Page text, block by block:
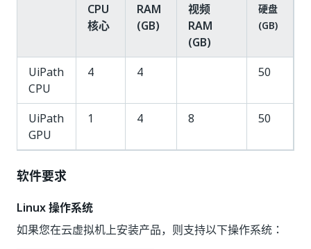
CPU
核心
RAM
(GB)
视频
RAM
(GB)
硬盘
(GB)
UiPath
CPU
4 4 50
UiPath
GPU
1 4 8 50
软件要求
Linux 操作系统
如果您在云虚拟机上安装产品，则支持以下操作系统：